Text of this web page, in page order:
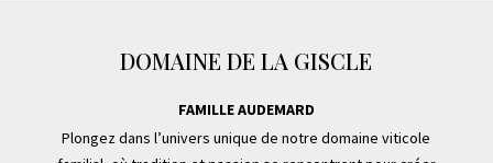
DOMAINE DE LA GISCLE
FAMILLE AUDEMARD
Plongez dans l’univers unique de notre domaine viticole